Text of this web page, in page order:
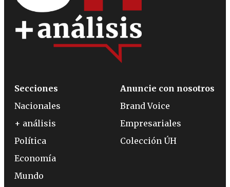
Secciones
Nacionales
+ análisis
Política
Economía
Mundo
Anuncie con nosotros
Brand Voice
Empresariales
Colección ÚH